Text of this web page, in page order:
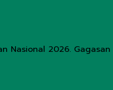
Nasional 2026.